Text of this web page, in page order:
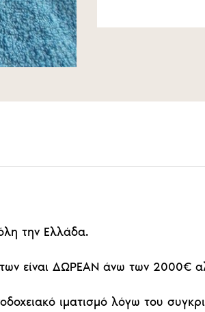
την Ελλάδα.
είναι ΔΩΡΕΑΝ άνω των 2000€
ιματισμό λόγω του